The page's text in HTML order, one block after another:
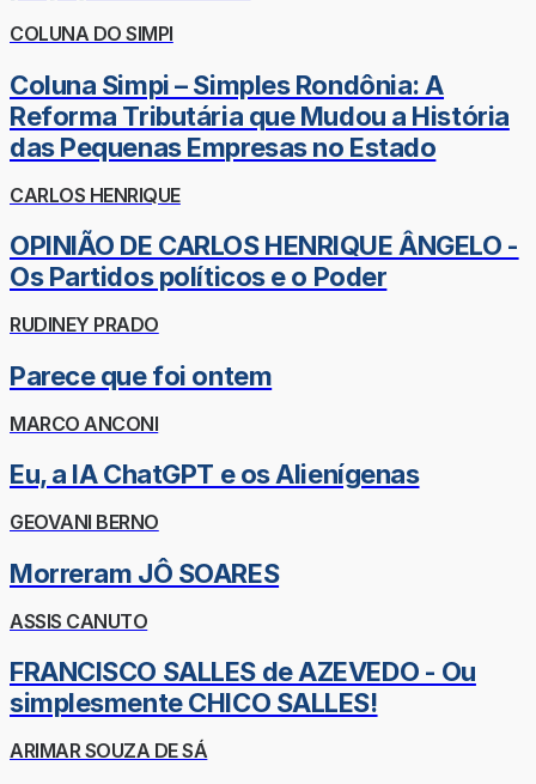
COLUNA DO SIMPI
Coluna Simpi – Simples Rondônia: A
Reforma Tributária que Mudou a História
das Pequenas Empresas no Estado
CARLOS HENRIQUE
OPINIÃO DE CARLOS HENRIQUE ÂNGELO -
Os Partidos políticos e o Poder
RUDINEY PRADO
Parece que foi ontem
MARCO ANCONI
Eu, a IA ChatGPT e os Alienígenas
GEOVANI BERNO
Morreram JÔ SOARES
ASSIS CANUTO
FRANCISCO SALLES de AZEVEDO - Ou
simplesmente CHICO SALLES!
ARIMAR SOUZA DE SÁ